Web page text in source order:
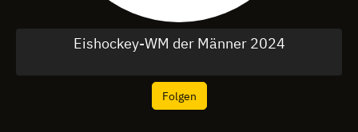
Eishockey-WM der Männer 2024
Folgen